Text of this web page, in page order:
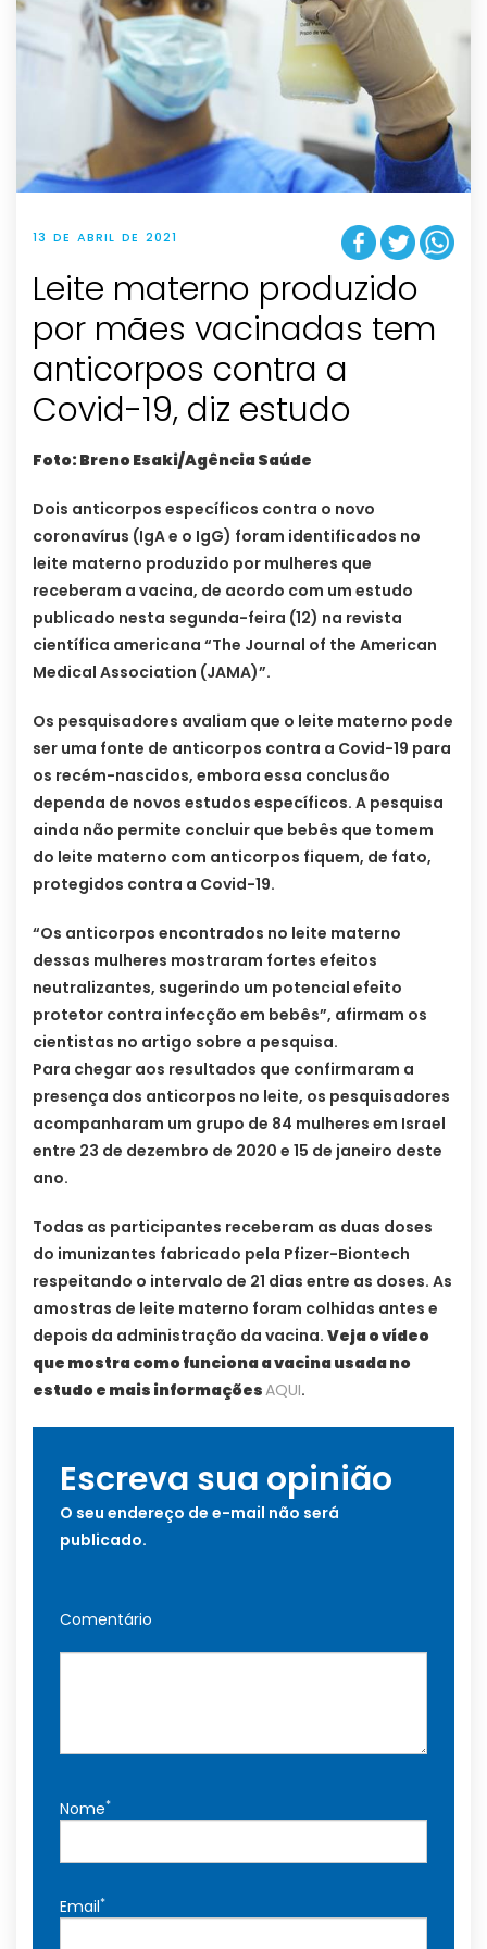
13 DE ABRIL DE 2021
Leite materno produzido
por mães vacinadas tem
anticorpos contra a
Covid-19, diz estudo
Foto: Breno Esaki/Agência Saúde
Dois anticorpos específicos contra o novo
coronavírus (IgA e o IgG) foram identificados no
leite materno produzido por mulheres que
receberam a vacina, de acordo com um estudo
publicado nesta segunda-feira (12) na revista
científica americana “The Journal of the American
Medical Association (JAMA)”.
Os pesquisadores avaliam que o leite materno pode
ser uma fonte de anticorpos contra a Covid-19 para
os recém-nascidos, embora essa conclusão
dependa de novos estudos específicos. A pesquisa
ainda não permite concluir que bebês que tomem
do leite materno com anticorpos fiquem, de fato,
protegidos contra a Covid-19.
“Os anticorpos encontrados no leite materno
dessas mulheres mostraram fortes efeitos
neutralizantes, sugerindo um potencial efeito
protetor contra infecção em bebês”, afirmam os
cientistas no artigo sobre a pesquisa.
Para chegar aos resultados que confirmaram a
presença dos anticorpos no leite, os pesquisadores
acompanharam um grupo de 84 mulheres em Israel
entre 23 de dezembro de 2020 e 15 de janeiro deste
ano.
Todas as participantes receberam as duas doses
do imunizantes fabricado pela Pfizer-Biontech
respeitando o intervalo de 21 dias entre as doses. As
amostras de leite materno foram colhidas antes e
depois da administração da vacina. Veja o vídeo
que mostra como funciona a vacina usada no
estudo e mais informaçõesAQUI.
Escreva sua opinião
O seu endereço de e-mail não será
publicado.
Comentário
Nome*
Email*